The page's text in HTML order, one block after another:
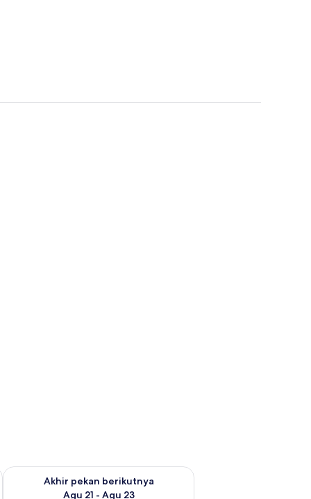
Agu 14 - Agu 16
Akhir pekan berikutnya
Agu 21 - Agu 23
Periksa ketersediaan untuk akhir pekan berikutnya Agu 21 -